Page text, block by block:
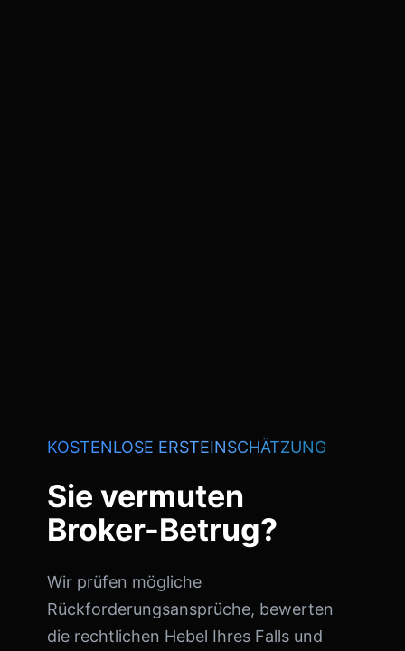
KOSTENLOSE ERSTEINSCHÄTZUNG
Sie vermuten
Broker-Betrug?
Wir prüfen mögliche
Rückforderungsansprüche, bewerten
die rechtlichen Hebel Ihres Falls und